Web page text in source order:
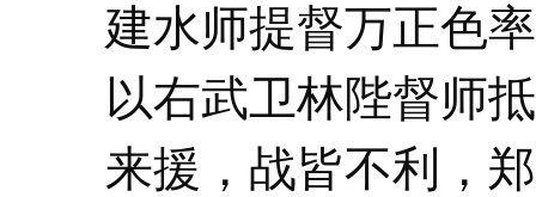
建水师提督万正色
以右武卫林陛督师
来援，战皆不利，